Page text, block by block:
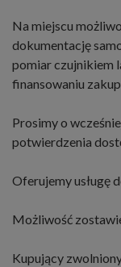
Na miejscu
dokumentację
pomiar czujnikiem
finansowaniu
Prosimy o
potwierdzenia
Oferujemy usługę
Możliwość
Kupujący